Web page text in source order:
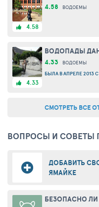
4.58 ВОДОЕМЫ
4.58
ВОДОПАДЫ
4.33 ВОДОЕМЫ
БЫЛА В АПРЕЛЕ 2013
4.33
СМОТРЕТЬ ВСЕ
ВОПРОСЫ И СОВЕТЫ
ДОБАВИТЬ
ЯМАЙКЕ